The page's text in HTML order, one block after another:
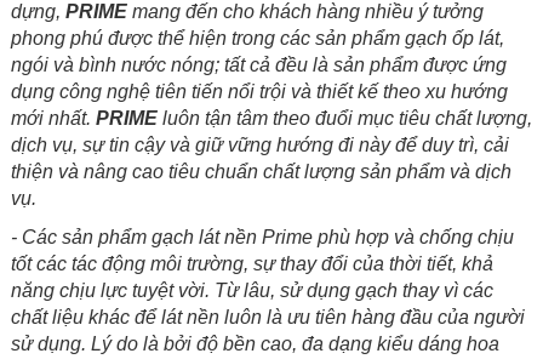
dựng, PRIMEmang đến cho khách hàng nhiều ý tưởng
phong phú được thể hiện trong các sản phẩm gạch ốp lát,
ngói và bình nước nóng; tất cả đều là sản phẩm được ứng
dụng công nghệ tiên tiến nổi trội và thiết kế theo xu hướng
mới nhất. PRIMEluôn tận tâm theo đuổi mục tiêu chất lượng,
dịch vụ, sự tin cậy và giữ vững hướng đi này để duy trì, cải
thiện và nâng cao tiêu chuẩn chất lượng sản phẩm và dịch
vụ.
- Các sản phẩm gạch lát nền Prime phù hợp và chống chịu
tốt các tác động môi trường, sự thay đổi của thời tiết, khả
năng chịu lực tuyệt vời. Từ lâu, sử dụng gạch thay vì các
chất liệu khác để lát nền luôn là ưu tiên hàng đầu của người
sử dụng. Lý do là bởi độ bền cao, đa dạng kiểu dáng hoa